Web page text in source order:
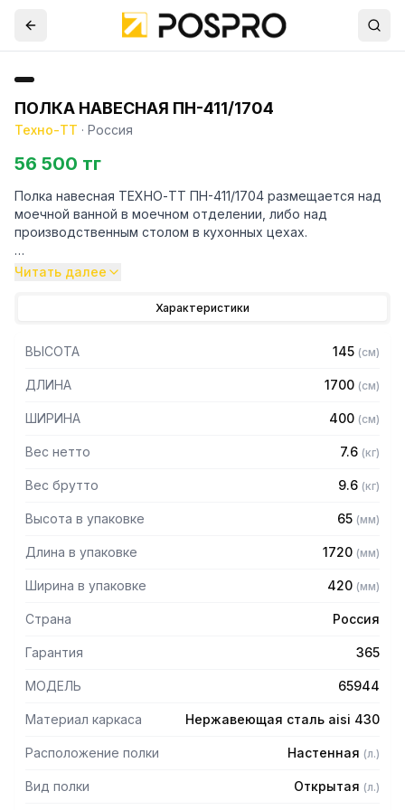
ПОЛКА НАВЕСНАЯ ПН-411/1704
Техно-ТТ · Россия
56 500 тг
Полка навесная ТЕХНО-ТТ ПН-411/1704 размещается над
моечной ванной в моечном отделении, либо над
производственным столом в кухонных цехах.
Навесные полки крепятся к стене при помощи двух
как сверху, так и снизу полки. Полки рекомендуется
Особенности:
— Полка сплошная
— Разборная, болтовое соединение
Читать далее
Характеристики
ВЫСОТА 145 (см)
ДЛИНА 1700 (см)
ШИРИНА 400 (см)
Вес нетто 7.6 (кг)
Вес брутто 9.6 (кг)
Высота в упаковке 65 (мм)
Длина в упаковке 1720 (мм)
Ширина в упаковке 420 (мм)
Страна Россия
Гарантия 365
МОДЕЛЬ 65944
Материал каркаса Нержавеющая сталь aisi 430
Расположение полки Настенная (л.)
Вид полки Открытая (л.)